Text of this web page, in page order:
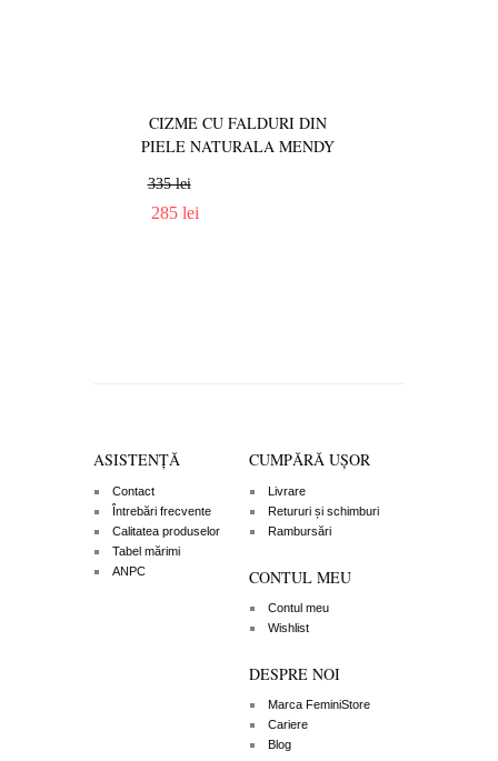
CIZME CU FALDURI DIN
PIELE NATURALA MENDY
335 lei
285 lei
ASISTENȚĂ
Contact
Întrebări frecvente
Calitatea produselor
Tabel mărimi
ANPC
CUMPĂRĂ UȘOR
Livrare
Retururi și schimburi
Rambursări
CONTUL MEU
Contul meu
Wishlist
DESPRE NOI
Marca FeminiStore
Cariere
Blog